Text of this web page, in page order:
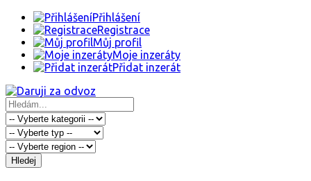
Přihlášení
Registrace
Můj profil
Moje inzeráty
Přidat inzerát
Hledej